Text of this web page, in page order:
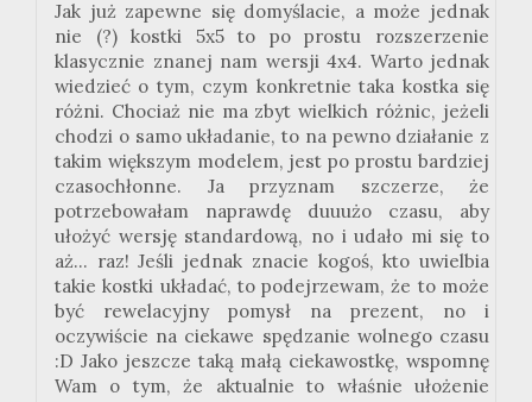
Jak już zapewne się domyślacie, a może jednak
nie (?) kostki 5x5to po prostu rozszerzenie
klasycznie znanej nam wersji 4x4. Warto jednak
wiedzieć o tym, czym konkretnie taka kostka się
różni. Chociaż nie ma zbyt wielkich różnic, jeżeli
chodzi o samo układanie, to na pewno działanie z
takim większym modelem, jest po prostu bardziej
czasochłonne. Ja przyznam szczerze, że
potrzebowałam naprawdę duuużo czasu, aby
ułożyć wersję standardową, no i udało mi się to
aż... raz! Jeśli jednak znacie kogoś, kto uwielbia
takie kostki układać, to podejrzewam, że to może
być rewelacyjny pomysł na prezent, no i
oczywiście na ciekawe spędzanie wolnego czasu
:D Jako jeszcze taką małą ciekawostkę, wspomnę
Wam o tym, że aktualnie to właśnie ułożenie